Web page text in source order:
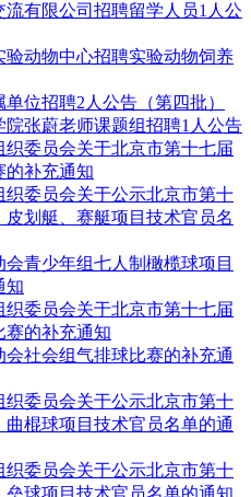
流有限公司招聘留学人员1人公
动物中心招聘实验动物饲养
位招聘2人公告（第四批）
院张蔚老师课题组招聘1人公告
委员会关于北京市第十七届
的补充通知
委员会关于公示北京市第十
划艇、赛艇项目技术官员名
青少年组七人制橄榄球项目
知
委员会关于北京市第十七届
赛的补充通知
社会组气排球比赛的补充通
委员会关于公示北京市第十
棍球项目技术官员名单的通
委员会关于公示北京市第十